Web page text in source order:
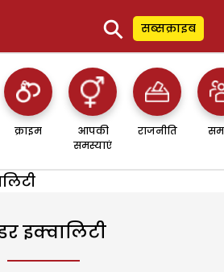
⚲ सब्सक्राइब
क्राइम
आपकी
समस्याएं
राजनीति
इक्वालिटी